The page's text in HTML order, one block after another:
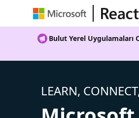
Bulut Yerel Uygulamaları
LEARN,